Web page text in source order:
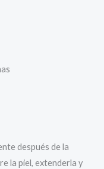
después de la
la piel, extenderla y